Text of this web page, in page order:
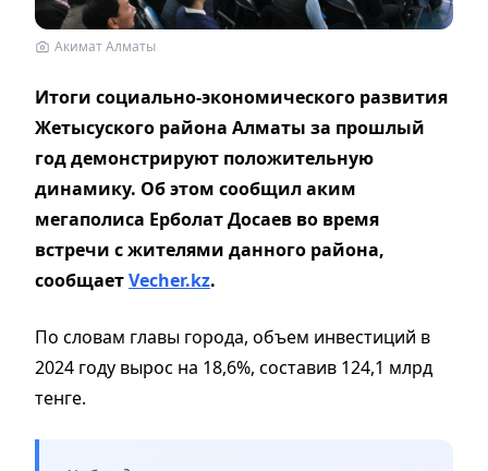
Акимат Алматы
Итоги социально-экономического развития
Жетысуского района Алматы за прошлый
год демонстрируют положительную
динамику. Об этом сообщил аким
мегаполиса Ерболат Досаев во время
встречи с жителями данного района,
сообщаетVecher.kz.
По словам главы города, объем инвестиций в
2024 году вырос на 18,6%, составив 124,1 млрд
тенге.